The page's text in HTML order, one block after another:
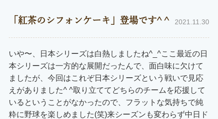
「紅茶のシフォンケーキ」登場です^ ^ 2021.11.30
いや〜、日本シリーズは白熱しましたね^_^ここ最近の日
本シリーズは一方的な展開だったんで、面白味に欠けて
ましたが、今回はこれぞ日本シリーズという戦いで見応
えがありました^ ^取り立ててどちらのチームを応援して
いるということがなかったので、フラットな気持ちで純
粋に野球を楽しめました(笑)来シーズンも変わらず中日ド